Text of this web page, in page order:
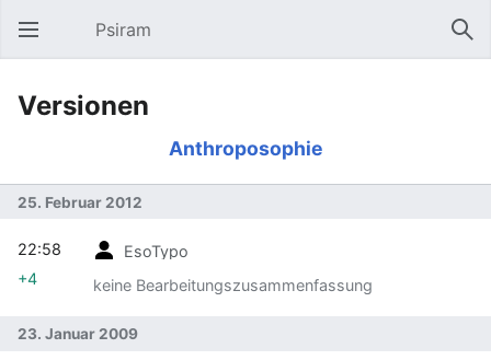
Hauptmenü öffnen Psiram
Versionen
Anthroposophie
25. Februar 2012
EsoTypo
keine Bearbeitungszusammenfassung
22:58
+4
23. Januar 2009